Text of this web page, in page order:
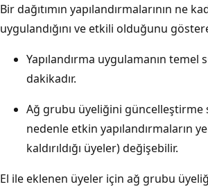
Bir dağıtımın yapılandırmalarının ne
uygulandığını ve etkili olduğunu
Yapılandırma uygulamanın temel
dakikadır.
Ağ grubu üyeliğini güncelleştirme
nedenle etkin yapılandırmaların
kaldırıldığı üyeler) değişebilir.
El ile eklenen üyeler için ağ grubu